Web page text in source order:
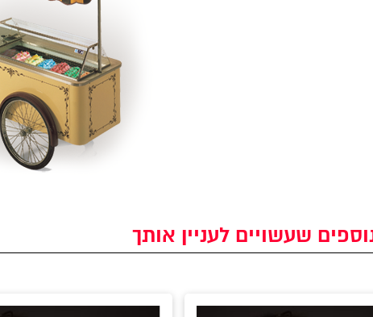
שעשויים לעניין אותך